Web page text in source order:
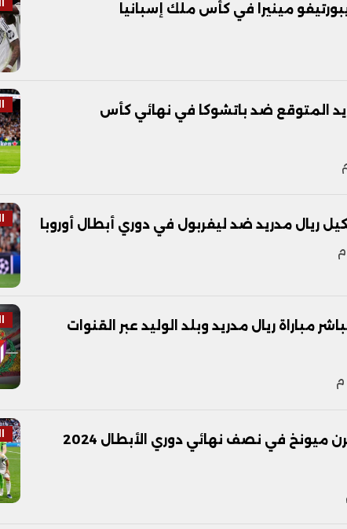
مينيرا في كأس ملك إسبانيا
المتوقع ضد باتشوكا في نهائي كأس
ريال مدريد ضد ليفربول في دوري أبطال أوروبا
ريال مدريد وبلد الوليد عبر القنوات
موعد مباراة ريال مدريد ضد بايرن ميونخ في نصف نهائي دوري الأبطال 2024